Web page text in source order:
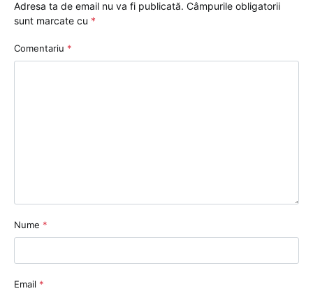
Adresa ta de email nu va fi publicată. Câmpurile obligatorii
sunt marcate cu *
Comentariu *
Nume *
Email *